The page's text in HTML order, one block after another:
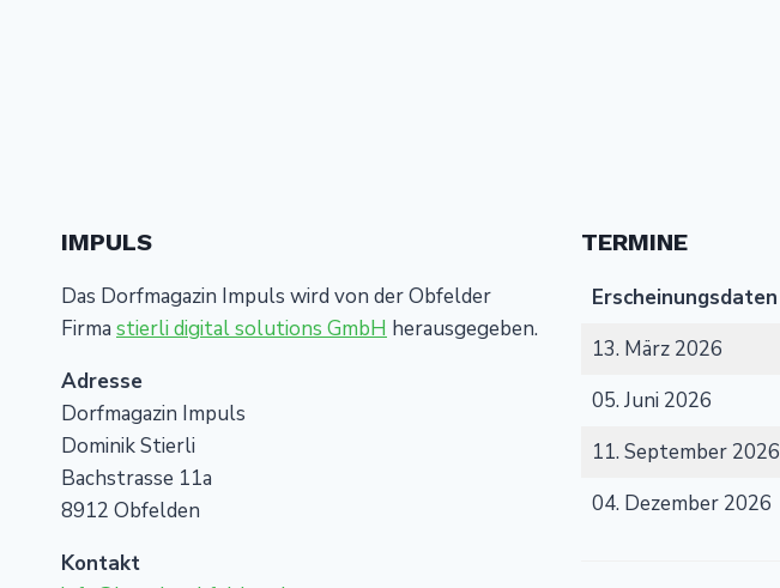
IMPULS
Das Dorfmagazin Impuls wird von der Obfelder
Firma stierli digital solutions GmbH herausgegeben.
Adresse
Dorfmagazin Impuls
Dominik Stierli
Bachstrasse 11a
8912 Obfelden
Kontakt
TERMINE
Erscheinungsdaten
13. März 2026
05. Juni 2026
11. September 2026
04. Dezember 2026